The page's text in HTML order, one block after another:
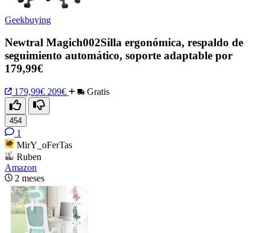
Geekbuying
Newtral Magich002Silla ergonómica, respaldo de
seguimiento automático, soporte adaptable por
179,99€
179,99€ 209€ Gratis
454
1
MirY_oFerTas
Ruben
Amazon
2 meses